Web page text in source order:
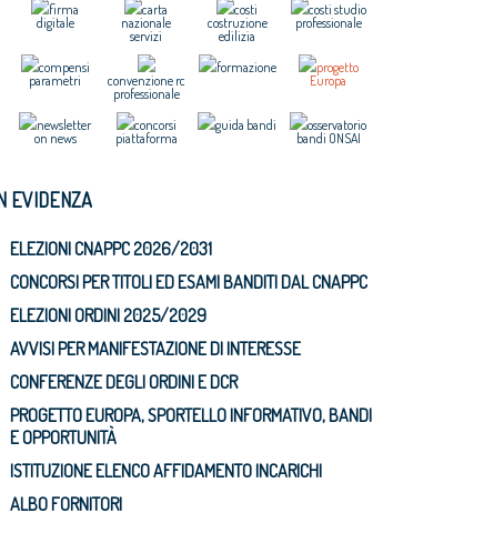
firma
digitale
carta
nazionale
servizi
costi
costruzione
edilizia
costi studio
professionale
compensi
parametri
convenzione rc
professionale
formazione
progetto
Europa
newsletter
on news
concorsi
piattaforma
guida bandi
osservatorio
bandi ONSAI
EVIDENZA
ELEZIONI CNAPPC 2026/2031
CONCORSI PER TITOLI ED ESAMI BANDITI DAL CNAPPC
ELEZIONI ORDINI 2025/2029
AVVISI PER MANIFESTAZIONE DI INTERESSE
CONFERENZE DEGLI ORDINI E DCR
PROGETTO EUROPA, SPORTELLO INFORMATIVO, BANDI
E OPPORTUNITÀ
ISTITUZIONE ELENCO AFFIDAMENTO INCARICHI
ALBO FORNITORI